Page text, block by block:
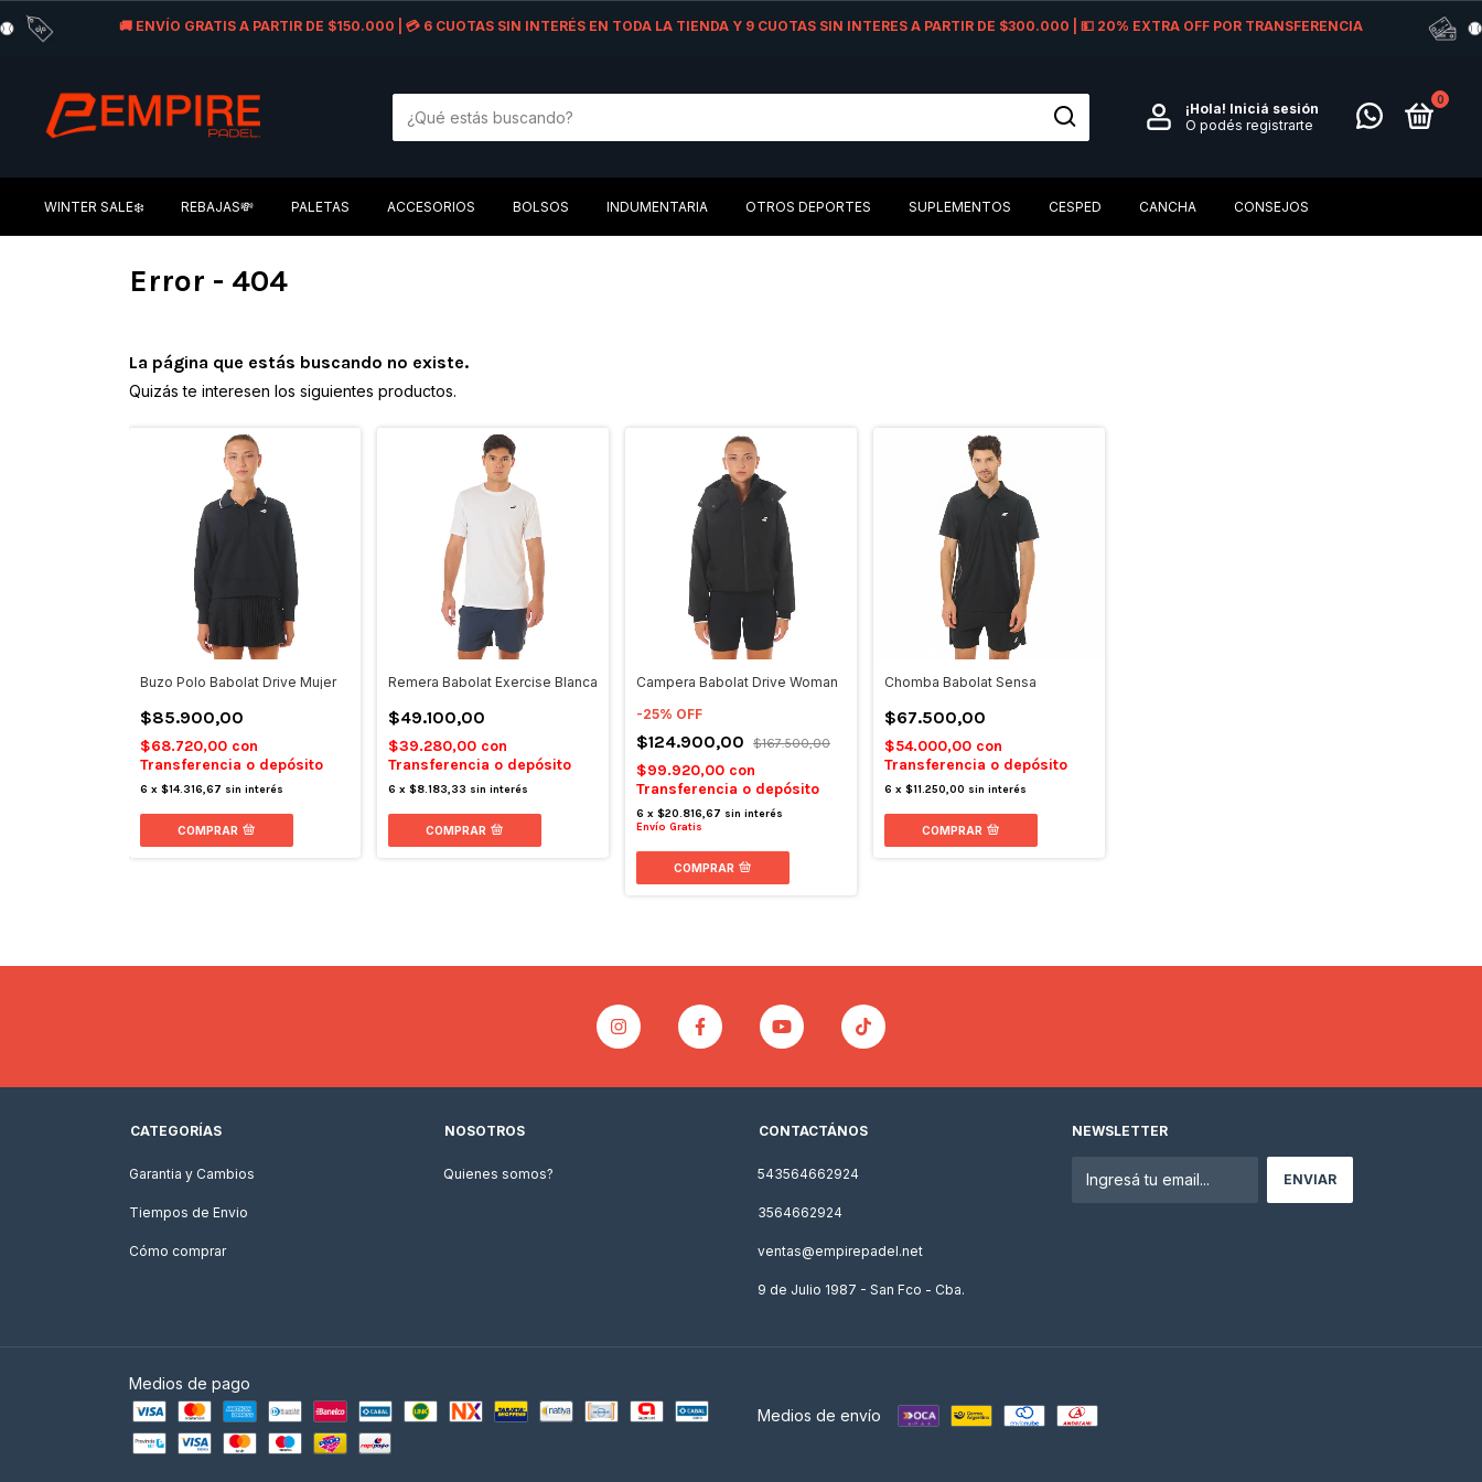
🚚 ENVÍO GRATIS A PARTIR DE $150.000 | 💳 6 CUOTAS SIN INTERÉS EN TODA LA TIENDA Y 9 CUOTAS SIN INTERES A PARTIR DE $300.000 | 💵 20% EXTRA OFF POR TRANSFERENCIA
¡Hola! Iniciá sesión
O podés registrarte
0
WINTER SALE❄️ REBAJAS💸 PALETAS ACCESORIOS BOLSOS INDUMENTARIA OTROS DEPORTES SUPLEMENTOS CESPED CANCHA CONSEJOS
Error - 404
La página que estás buscando no existe.
Quizás te interesen los siguientes productos.
Buzo Polo Babolat Drive Mujer
$85.900,00
$68.720,00 con
Transferencia o depósito
6 x $14.316,67 sin interés
COMPRAR
Remera Babolat Exercise Blanca
$49.100,00
$39.280,00 con
Transferencia o depósito
6 x $8.183,33 sin interés
COMPRAR
Campera Babolat Drive Woman
-25% OFF
$124.900,00 $167.500,00
$99.920,00 con
Transferencia o depósito
6 x $20.816,67 sin interés
Envío Gratis
COMPRAR
Chomba Babolat Sensa
$67.500,00
$54.000,00 con
Transferencia o depósito
6 x $11.250,00 sin interés
COMPRAR
CATEGORÍAS
Garantia y Cambios
Tiempos de Envio
Cómo comprar
NOSOTROS
Quienes somos?
CONTACTÁNOS
543564662924
3564662924
ventas@empirepadel.net
9 de Julio 1987 - San Fco - Cba.
NEWSLETTER
Medios de pago
Medios de envío